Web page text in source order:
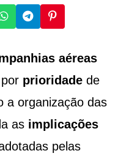
aéreas
prioridadede
a organização das
as implicações
pelas